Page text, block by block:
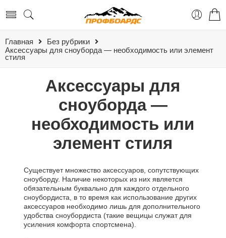
Главная
Без рубрики
Аксессуары для сноуборда — необходимость или элемент
стиля
Аксессуары для
сноуборда —
необходимость или
элемент стиля
Существует множество аксессуаров, сопутствующих
сноуборду. Наличие некоторых из них является
обязательным буквально для каждого отдельного
сноубордиста, в то время как использование других
аксессуаров необходимо лишь для дополнительного
удобства сноубордиста (такие вещицы служат для
усиления комфорта спортсмена).